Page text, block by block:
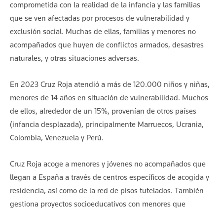
comprometida con la realidad de la infancia y las familias
que se ven afectadas por procesos de vulnerabilidad y
exclusión social. Muchas de ellas, familias y menores no
acompañados que huyen de conflictos armados, desastres
naturales, y otras situaciones adversas.
En 2023 Cruz Roja atendió a más de 120.000 niños y niñas,
menores de 14 años en situación de vulnerabilidad. Muchos
de ellos, alrededor de un 15%, provenían de otros países
(infancia desplazada), principalmente Marruecos, Ucrania,
Colombia, Venezuela y Perú.
Cruz Roja acoge a menores y jóvenes no acompañados que
llegan a España a través de centros específicos de acogida y
residencia, así como de la red de pisos tutelados. También
gestiona proyectos socioeducativos con menores que